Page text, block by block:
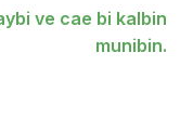
ve cae bi kalbin
munibin.